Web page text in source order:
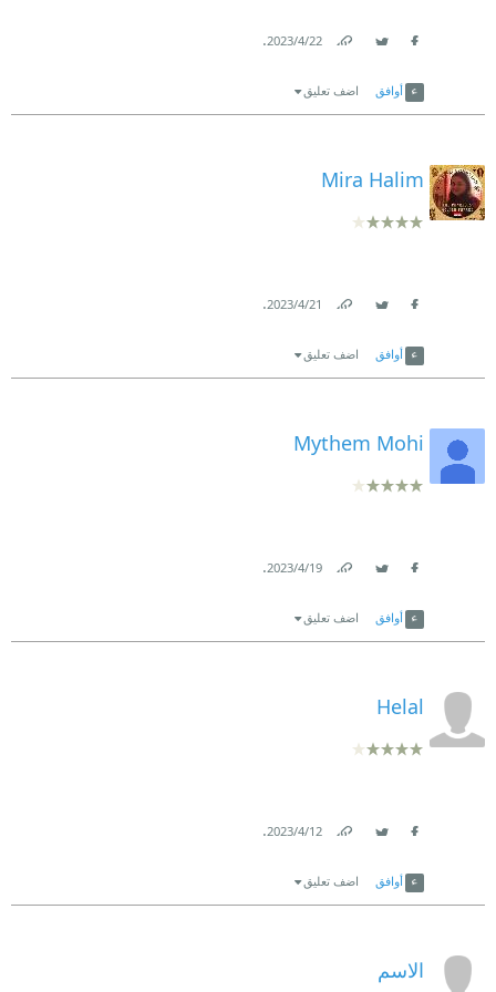
22‏/4‏/2023
.
أوافق اضف تعليق
Mira Halim
21‏/4‏/2023
.
أوافق اضف تعليق
Mythem Mohi
19‏/4‏/2023
.
أوافق اضف تعليق
Helal
12‏/4‏/2023
.
أوافق اضف تعليق
الاسم